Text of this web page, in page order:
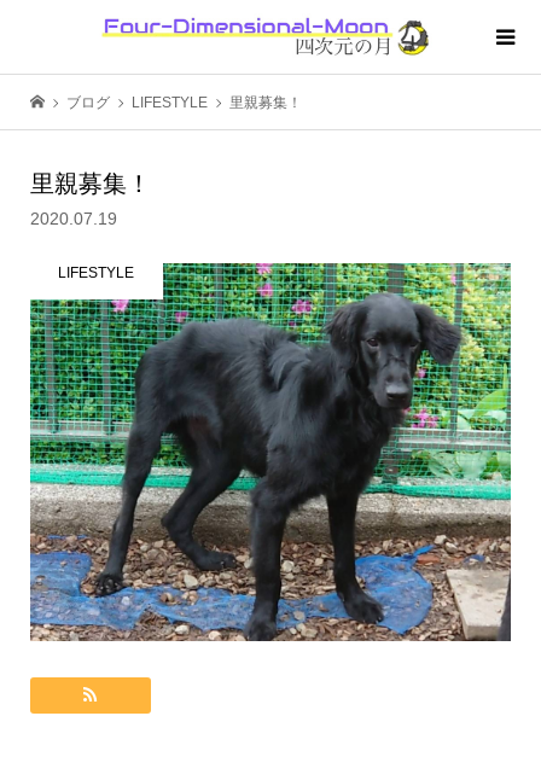
ブログ LIFESTYLE 里親募集！
里親募集！
2020.07.19
LIFESTYLE